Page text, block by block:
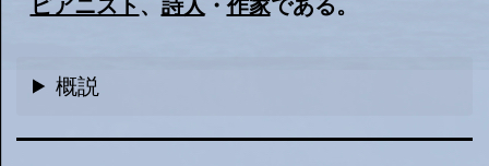
ピアニスト 、 詩人 ・作家である。
概説